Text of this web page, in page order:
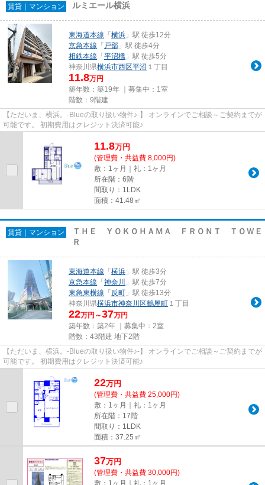
賃貸｜マンション ルミエール横浜
東海道本線 「 横浜 」駅 徒歩12分
京急本線 「 戸部 」駅 徒歩4分
相鉄本線 「 平沼橋 」駅 徒歩5分
神奈川県横浜市西区平沼 １丁目
11.8万円
築年数：築19年 ｜募集中： 1室
階数：9階建
【ただいま、横浜。-Blueの取り扱い物件♪-】 オンラインでご相談～ご契約までが
可能です。 初期費用はクレジット決済可能♪
11.8万円
(管理費・共益費 8,000円)
敷：1ヶ月｜礼：1ヶ月
所在階：6階
間取り：1LDK
面積：41.48㎡
賃貸｜マンション
ＴＨＥ ＹＯＫＯＨＡＭＡ ＦＲＯＮＴ ＴＯＷＥ
Ｒ
東海道本線 「 横浜 」駅 徒歩3分
京急本線 「 神奈川
」駅 徒歩7分
東急東横線 「 反町 」駅 徒歩13分
神奈川県横浜市神奈川区鶴屋町 １丁目
22万円～37万円
築年数：築2年 ｜募集中： 2室
階数：43階建 地下2階
【ただいま、横浜。-Blueの取り扱い物件♪-】 オンラインでご相談～ご契約までが
可能です。 初期費用はクレジット決済可能♪
22万円
(管理費・共益費 25,000円)
敷：1ヶ月｜礼：1ヶ月
所在階：17階
間取り：1LDK
面積：37.25㎡
37万円
(管理費・共益費 30,000円)
敷：1ヶ月｜礼：1ヶ月